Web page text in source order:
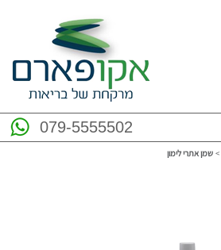
079-5555502
> שמן אתרי לימון